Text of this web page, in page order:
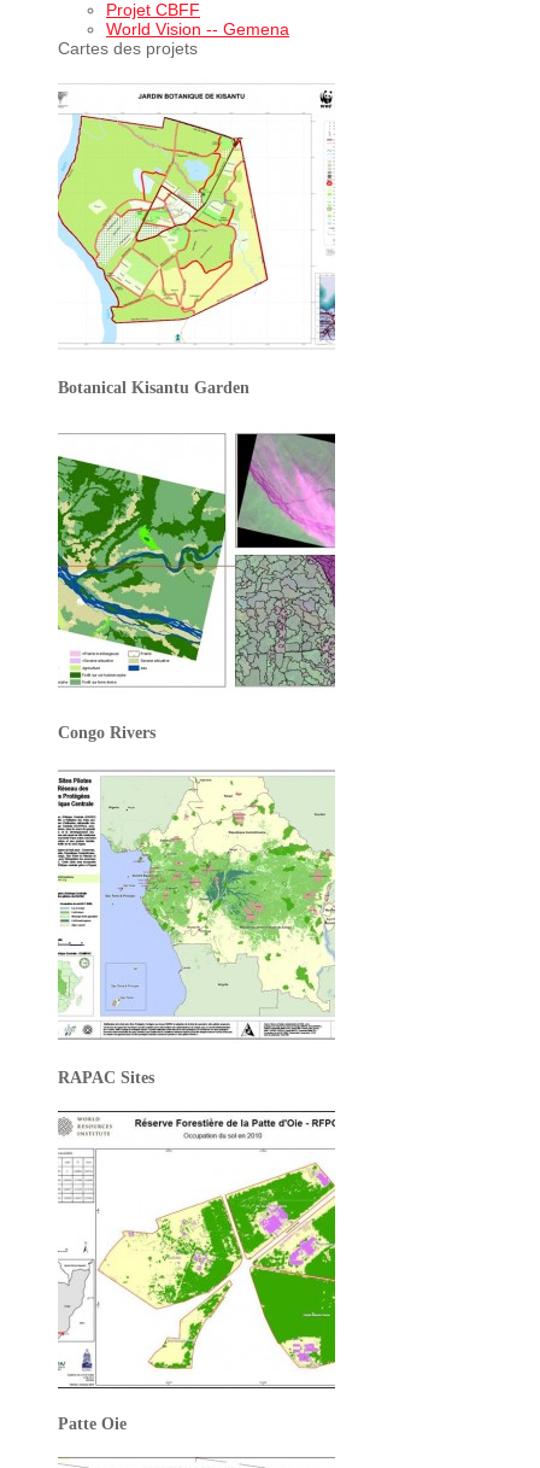
Projet CBFF
World Vision -- Gemena
Cartes des projets
Botanical Kisantu Garden
Congo Rivers
RAPAC Sites
Patte Oie